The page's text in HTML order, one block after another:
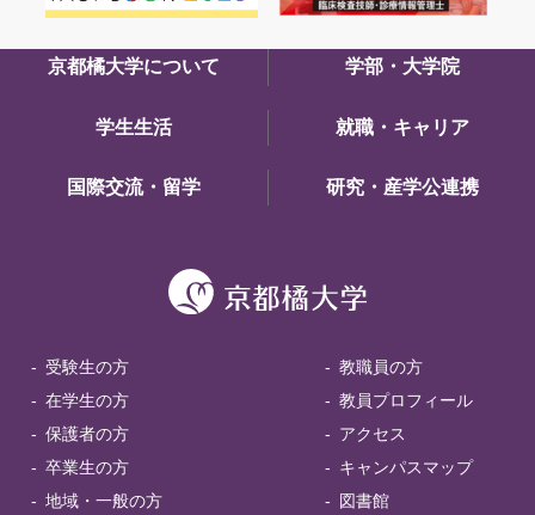
京都橘大学について 学部・大学院
学生生活 就職・キャリア
国際交流・留学 研究・産学公連携
受験生の方
在学生の方
保護者の方
卒業生の方
地域・一般の方
教職員の方
教員プロフィール
アクセス
キャンパスマップ
図書館